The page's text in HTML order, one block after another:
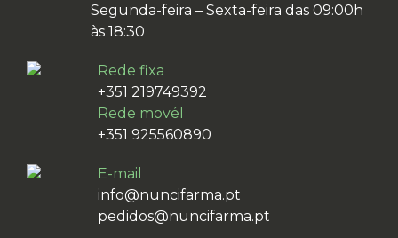
Segunda-feira – Sexta-feira das 09:00h
às 18:30
Rede fixa
+351 219749392
Rede movél
+351 925560890
E-mail
info@nuncifarma.pt
pedidos@nuncifarma.pt